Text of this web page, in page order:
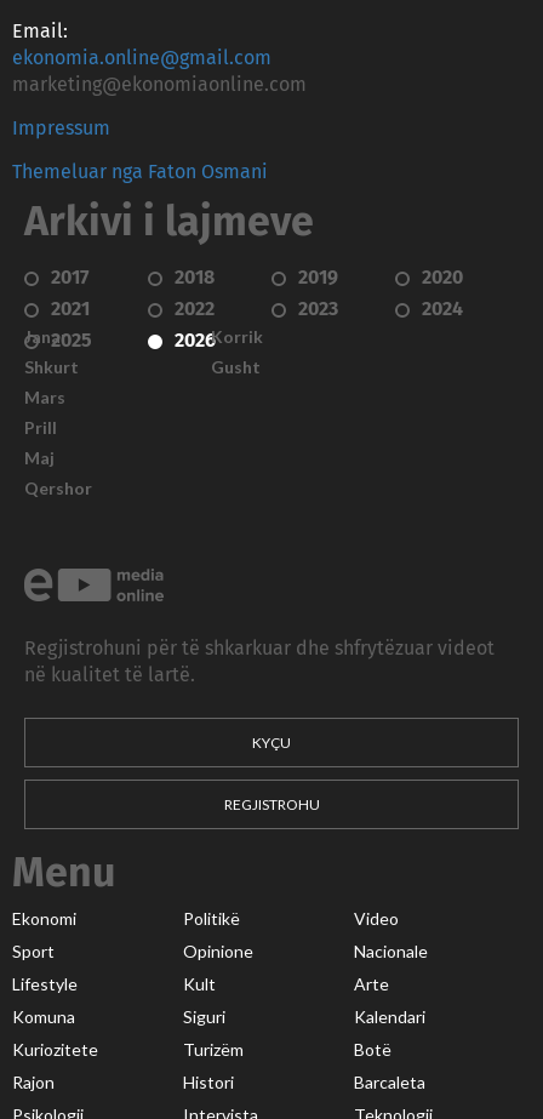
Email:
ekonomia.online@gmail.com
marketing@ekonomiaonline.com
Impressum
Themeluar nga Faton Osmani
Arkivi i lajmeve
2017 2018 2019
2020
2021
2022 2023
2024
2025
2026
Janar
Shkurt
Mars
Prill
Maj
Qershor
Korrik
Gusht
Regjistrohuni për të shkarkuar dhe shfrytëzuar videot
në kualitet të lartë.
KYÇU
REGJISTROHU
Menu
Ekonomi Politikë
Video
Sport
Opinione
Nacionale
Lifestyle
Kult
Arte
Komuna
Siguri
Kalendari
Kuriozitete
Turizëm
Botë
Rajon
Histori
Barcaleta
Psikologji
Intervista Teknologji